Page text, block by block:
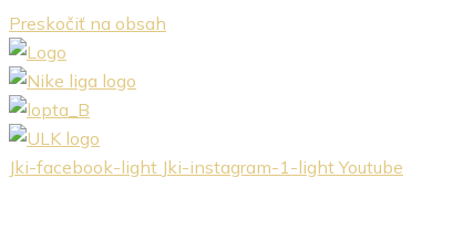
Preskočiť na obsah
Jki-facebook-light Jki-instagram-1-light Youtube